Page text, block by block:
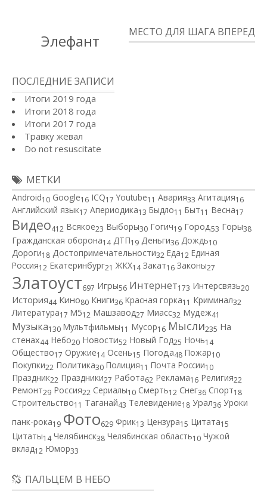
Элефант МЕСТО ДЛЯ ШАГА ВПЕРЕД
ПОСЛЕДНИЕ ЗАПИСИ
Итоги 2019 года
Итоги 2018 года
Итоги 2017 года
Травку жевал
Do not resuscitate
МЕТКИ
Android10 Google16 ICQ17 Youtube11 Авария33 Агитация16
Английский язык17 Апериодика13 Быдло11 Быт11 Весна17
Видео412 Всякое23 Выборы30 Гогич19 Город53 Горы38
Гражданская оборона14 ДТП19 Деньги36 Дождь10
Дороги18 Достопримечательности32 Еда12 Единая
Россия12 Екатеринбург21 ЖКХ14 Закат16 Законы27
Златоуст697 Игры56 Интернет173 Интерсвязь20
История44 Кино80 Книги36 Красная горка11 Криминал32
Литература17 М512 Машзавод27 Миасс32 Мудеж41
Музыка130 Мультфильмы11 Мусор16 Мысли235 На
стенах44 Небо20 Новости52 Новый Год25 Ночь14
Общество17 Оружие14 Осень15 Погода48 Пожар10
Покупки22 Политика30 Полиция11 Почта России10
Праздник22 Праздники27 Работа62 Реклама16 Религия22
Ремонт29 Россия22 Сериалы10 Смерть12 Снег36 Спорт18
Строительство11 Таганай43 Телевидение18 Урал36 Уроки
панк-рока19 Фото629 Фрик13 Цензура15 Цитата15
Цитаты14 Челябинск38 Челябинская область10 Чужой
вклад12 Юмор33
ПАЛЬЦЕМ В НЕБО